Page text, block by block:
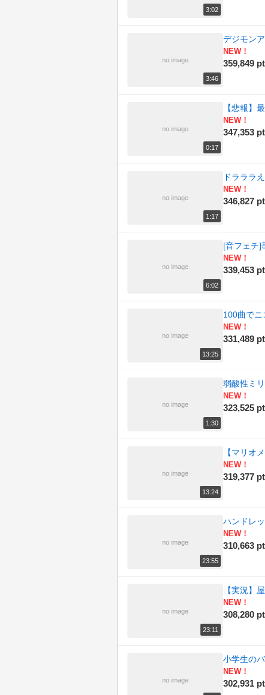
3:02
no image
3:46
デジモン
NEW！
359,849
no image
0:17
【悲報】
NEW！
347,353
no image
1:17
ドラララ
NEW！
346,827
no image
6:02
[音フェチ]
NEW！
339,453
no image
13:25
100曲で
NEW！
331,489
no image
1:30
弱酸性ミ
NEW！
323,525
no image
13:24
【マリオ
NEW！
319,377
no image
23:55
ハンドレ
NEW！
310,663
no image
23:11
【実況】
NEW！
308,280
no image
小学生の
NEW！
302,931